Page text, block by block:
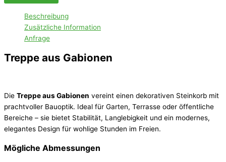
Beschreibung
Zusätzliche Information
Anfrage
Treppe aus Gabionen
Die Treppe aus Gabionen vereint einen dekorativen Steinkorb mit
prachtvoller Bauoptik. Ideal für Garten, Terrasse oder öffentliche
Bereiche – sie bietet Stabilität, Langlebigkeit und ein modernes,
elegantes Design für wohlige Stunden im Freien.
Mögliche Abmessungen